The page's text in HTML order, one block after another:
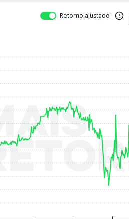
Retorno ajustado